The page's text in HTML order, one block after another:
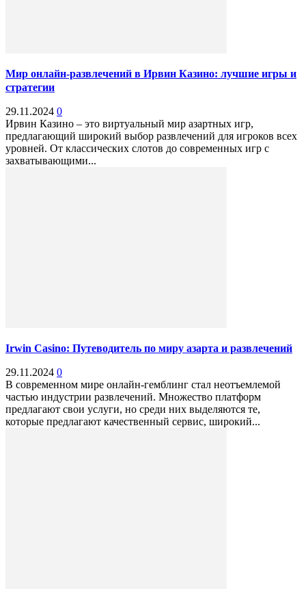
Мир онлайн-развлечений в Ирвин Казино: лучшие игры и
стратегии
29.11.2024 0
Ирвин Казино – это виртуальный мир азартных игр,
предлагающий широкий выбор развлечений для игроков всех
уровней. От классических слотов до современных игр с
захватывающими...
Irwin Casino: Путеводитель по миру азарта и развлечений
29.11.2024 0
В современном мире онлайн-гемблинг стал неотъемлемой
частью индустрии развлечений. Множество платформ
предлагают свои услуги, но среди них выделяются те,
которые предлагают качественный сервис, широкий...